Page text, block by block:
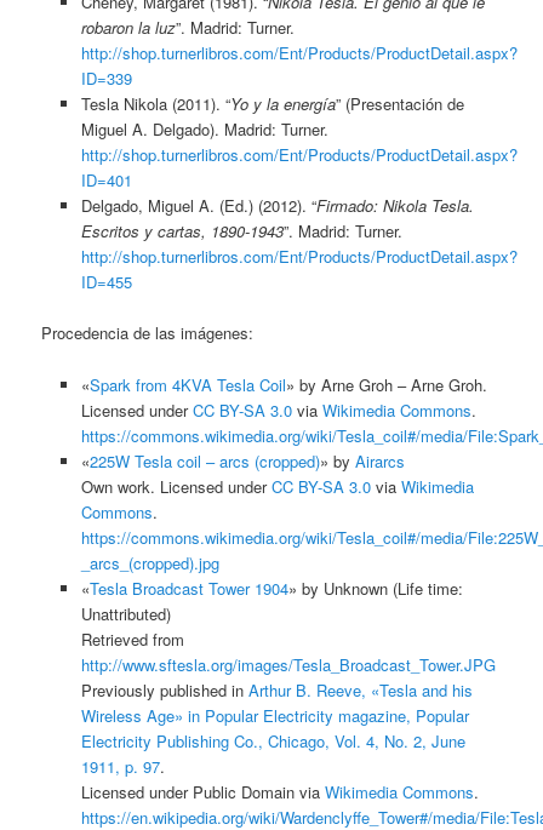
robaron la luz”. Madrid: Turner.
http://shop.turnerlibros.com/Ent/Products/ProductDetail.aspx?
ID=339
Tesla Nikola (2011). “Yo y la energía” (Presentación de
Miguel A. Delgado). Madrid: Turner.
http://shop.turnerlibros.com/Ent/Products/ProductDetail.aspx?
ID=401
Delgado, Miguel A. (Ed.) (2012). “Firmado: Nikola Tesla.
Escritos y cartas, 1890-1943”. Madrid: Turner.
http://shop.turnerlibros.com/Ent/Products/ProductDetail.aspx?
ID=455
Procedencia de las imágenes:
«Spark from 4KVA Tesla Coil» by Arne Groh – Arne Groh.
Licensed underCC BY-SA 3.0via Wikimedia Commons.
https://commons.wikimedia.org/wiki/Tesla_coil#/media/
«225W Tesla coil – arcs (cropped)» by Airarcs
Own work. Licensed underCC BY-SA 3.0via Wikimedia
Commons.
https://commons.wikimedia.org/wiki/Tesla_coil#/media/
_arcs_(cropped).jpg
«Tesla Broadcast Tower 1904» by Unknown(Life time:
Unattributed)
Retrieved from
http://www.sftesla.org/images/Tesla_Broadcast_Tower.JPG
Previously published in Arthur B. Reeve, «Tesla and his
Wireless Age» in Popular Electricity magazine, Popular
Electricity Publishing Co., Chicago, Vol. 4, No. 2, June
1911, p. 97.
Licensed under Public Domain via Wikimedia Commons.
https://en.wikipedia.org/wiki/Wardenclyffe_Tower#/media/